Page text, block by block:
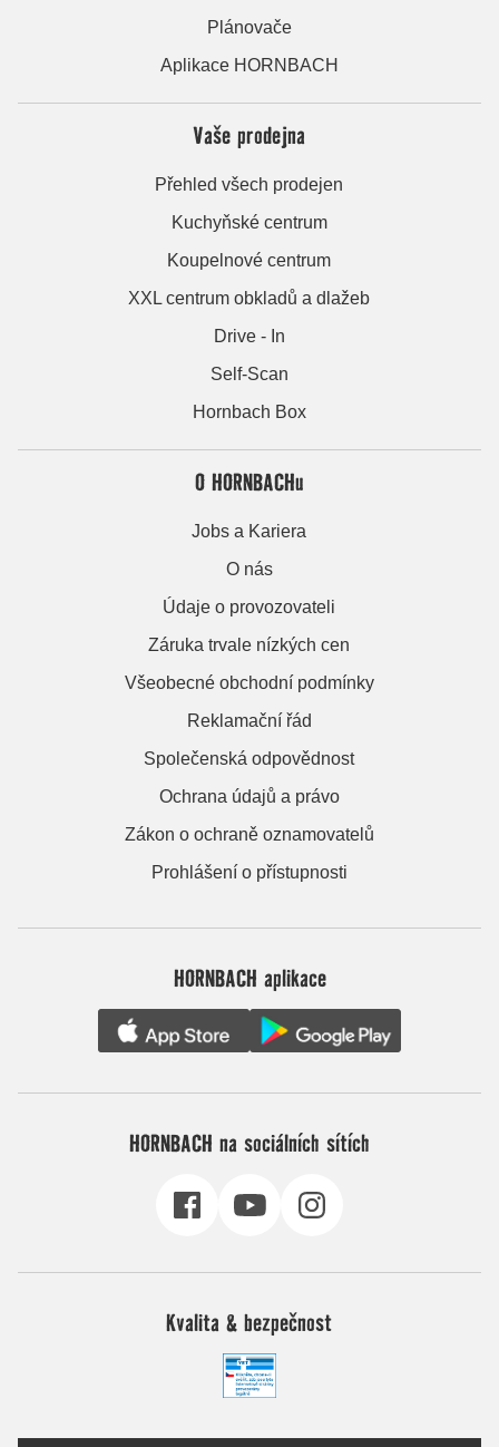
Plánovače
Aplikace HORNBACH
Vaše prodejna
Přehled všech prodejen
Kuchyňské centrum
Koupelnové centrum
XXL centrum obkladů a dlažeb
Drive - In
Self-Scan
Hornbach Box
O HORNBACHu
Jobs a Kariera
O nás
Údaje o provozovateli
Záruka trvale nízkých cen
Všeobecné obchodní podmínky
Reklamační řád
Společenská odpovědnost
Ochrana údajů a právo
Zákon o ochraně oznamovatelů
Prohlášení o přístupnosti
HORNBACH aplikace
HORNBACH na sociálních sítích
Kvalita & bezpečnost